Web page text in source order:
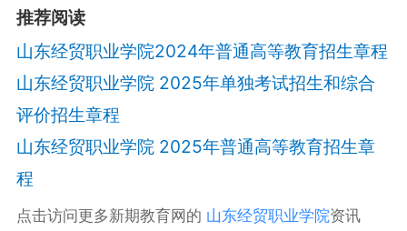
推荐阅读
山东经贸职业学院2024年普通高等教育招生章程
山东经贸职业学院 2025年单独考试招生和综合
评价招生章程
山东经贸职业学院 2025年普通高等教育招生章
程
点击访问更多新期教育网的 山东经贸职业学院资讯